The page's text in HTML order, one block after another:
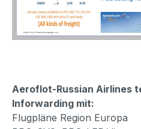
Aeroflot-Russian Airlines
Inforwarding mit:
Flugpläne Region Europa